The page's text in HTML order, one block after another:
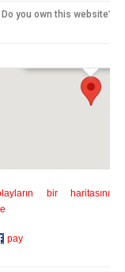
Do you own this website?
bir haritasını
pay